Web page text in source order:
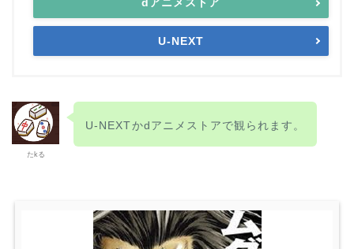
dアニメストア
U-NEXT
たkる
U-NEXTかdアニメストアで観られます。